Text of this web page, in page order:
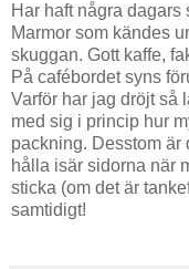
Har haft några dagars
Marmor som kändes
skuggan. Gott kaffe,
På cafébordet syns
Varför har jag dröjt så
med sig i princip hur
packning. Desstom är
hålla isär sidorna när
sticka (om det är
samtidigt!